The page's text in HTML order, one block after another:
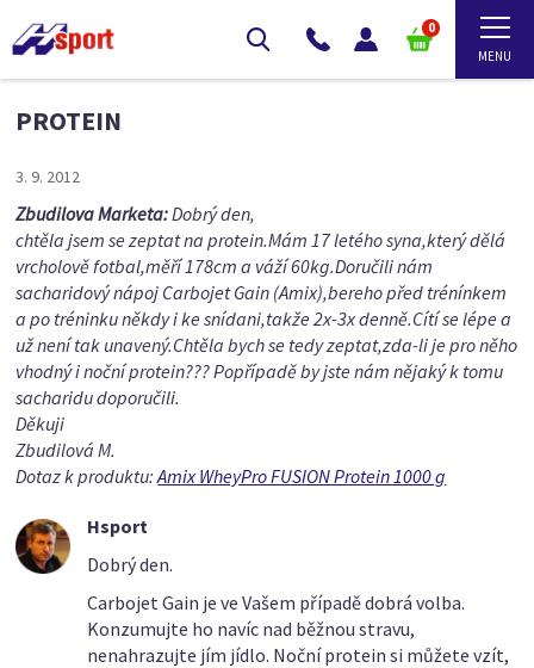
0
PROTEIN
3. 9. 2012
Zbudilova Marketa:Dobrý den,
chtěla jsem se zeptat na protein.Mám 17 letého syna,který dělá
vrcholově fotbal,měří 178cm a váží 60kg.Doručili nám
sacharidový nápoj Carbojet Gain (Amix),bereho před trénínkem
a po tréninku někdy i ke snídani,takže 2x-3x denně.Cítí se lépe a
už není tak unavený.Chtěla bych se tedy zeptat,zda-li je pro něho
vhodný i noční protein??? Popřípadě by jste nám nějaký k tomu
sacharidu doporučili.
Děkuji
Zbudilová M.
Dotaz k produktu:Amix WheyPro FUSION Protein 1000 g
Hsport
Dobrý den.
Carbojet Gain je ve Vašem případě dobrá volba.
Konzumujte ho navíc nad běžnou stravu,
nenahrazujte jím jídlo. Noční protein si můžete vzít,